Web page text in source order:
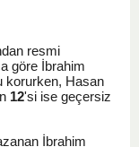
resmi
göre İbrahim
korurken, Hasan
12'si ise geçersiz
İbrahim